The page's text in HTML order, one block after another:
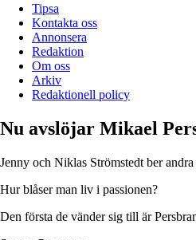
Tipsa
Kontakta oss
Annonsera
Redaktion
Om oss
Arkiv
Redaktionell policy
Nu avslöjar Mikael
Jenny och Niklas Strömstedt ber
Hur blåser man liv i passionen?
Den första de vänder sig till är